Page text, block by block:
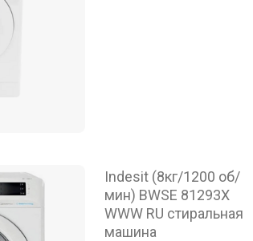
Indesit (8кг/1200 об/
мин) BWSE 81293X
WWW RU стиральная
машина